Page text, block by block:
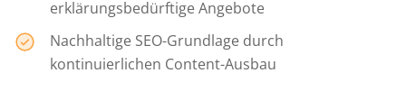
Geschäftsführer, WPD Wartungs- und
erklärungsbedürftige Angebote
Nachhaltige SEO-Grundlage durch
kontinuierlichen Content-Ausbau